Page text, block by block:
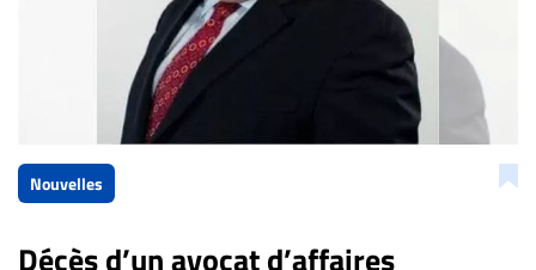
Nouvelles
Décès d’un avocat d’affaires